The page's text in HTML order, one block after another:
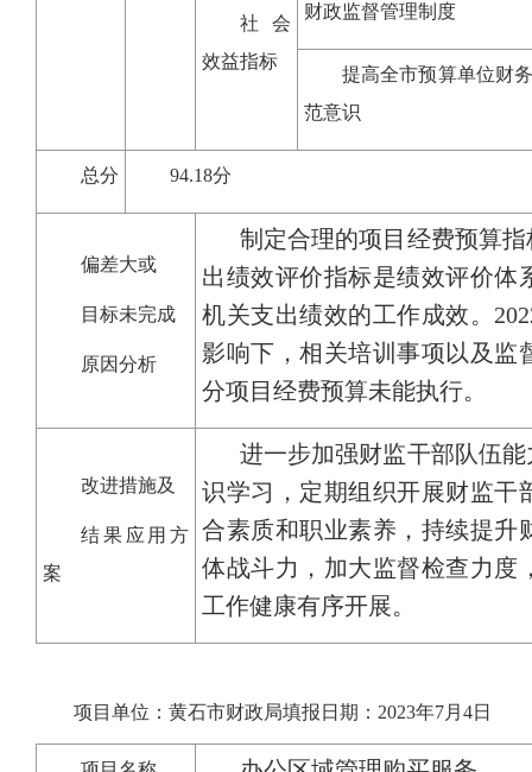
社会
效益指标
财政监督管理制度
提高全市预算单位财
范意识
总分 94.18分
偏差大或
目标未完成
原因分析
制定合理的项目经费预算
出绩效评价指标是绩效评价体
机关支出绩效的工作成效。
影响下，相关培训事项以及监
分项目经费预算未能执行。
改进措施及
结果应用方
案
进一步加强财监干部队伍
识学习，定期组织开展财监干
合素质和职业素养，持续提升
体战斗力，加大监督检查力度
工作健康有序开展。
项目单位：黄石市财政局填报日期：2023年7月4日